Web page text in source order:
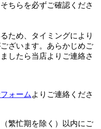
ちらを必ずご確認くださ
ため、タイミングにより
ざいます。あらかじめご
したら当店よりご連絡さ
ォーム よりご連絡くださ
繁忙期を除く）以内にご